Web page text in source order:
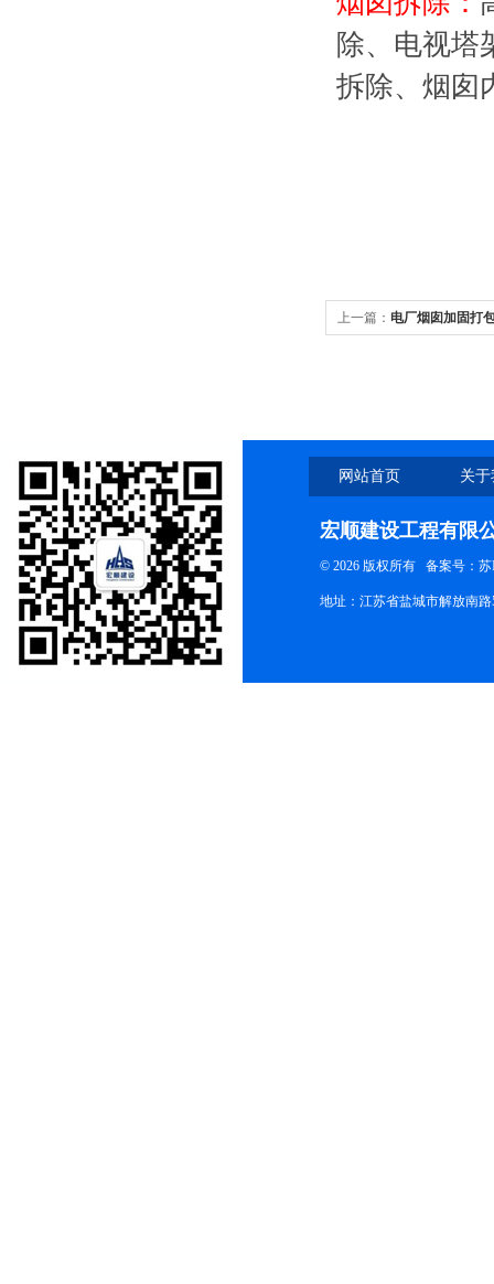
除、电视塔
拆除、烟囱
上一篇： 电厂烟囱加固打
网站首页 关
宏顺建设工程有限
© 2026 版权所有 备案号：苏
地址：江苏省盐城市解放南